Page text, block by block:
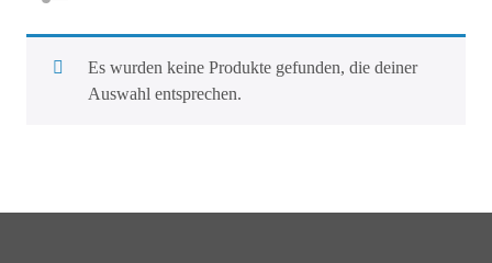
Es wurden keine Produkte gefunden, die deiner
Auswahl entsprechen.